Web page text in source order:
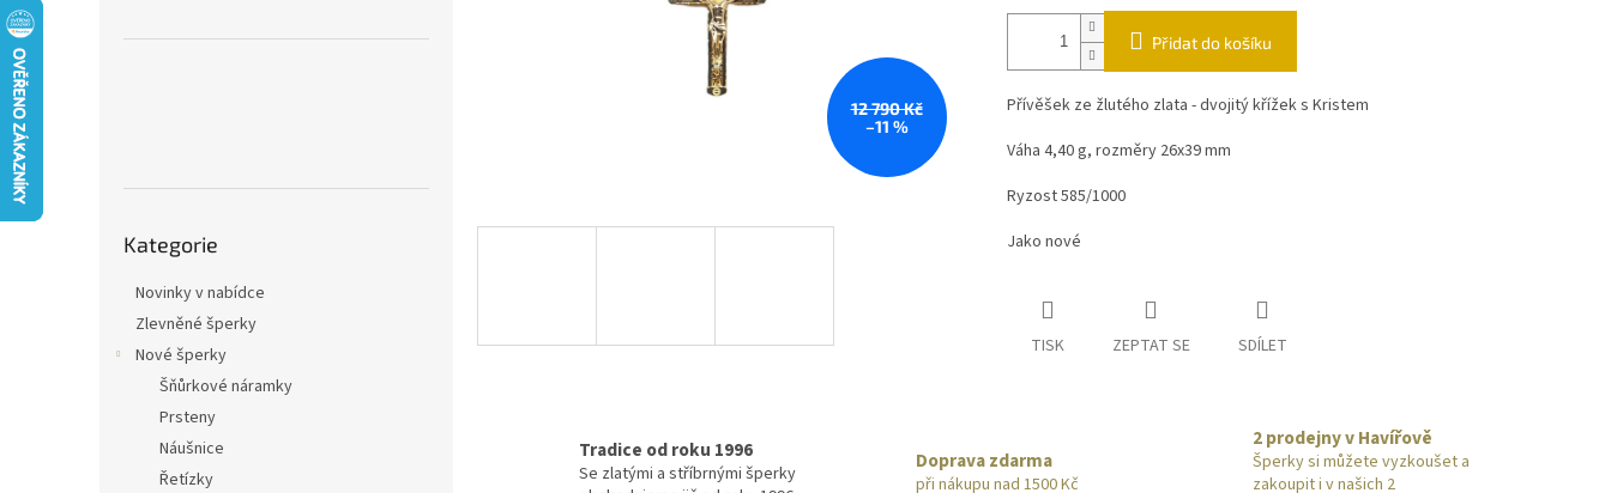
kategorie
Kategorie
Novinky v nabídce
Zlevněné šperky
Nové šperky
Šňůrkové náramky
Prsteny
Náušnice
Řetízky
12 790 Kč
–11 %
Přidat do košíku
Přívěšek ze žlutého zlata - dvojitý křížek s Kristem
Váha 4,40 g, rozměry 26x39 mm
Ryzost 585/1000
Jako nové
TISK ZEPTAT SE SDÍLET
Tradice od roku 1996
Se zlatými a stříbrnými šperky
Doprava zdarma
při nákupu nad 1500 Kč
2 prodejny v Havířově
Šperky si můžete vyzkoušet a
zakoupit i v našich 2